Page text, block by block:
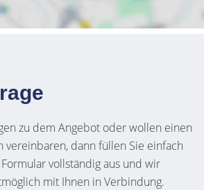
zu dem Angebot oder wollen einen
vereinbaren, dann füllen Sie einfach
vollständig aus und wir
mit Ihnen in Verbindung.